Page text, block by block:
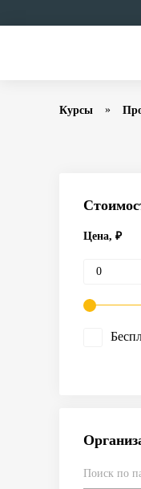
Курсы
Цена, ₽